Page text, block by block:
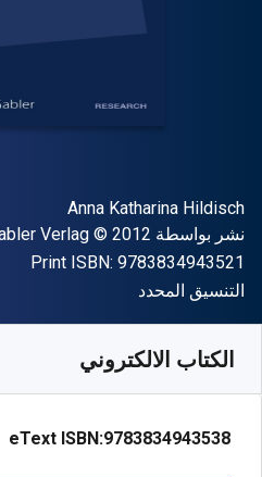
المؤلف (المؤلفون)
Anna Katharina Hildisch
الناشر
نشر بواسطة Verlag
حقوق الطبع © 2012
Print ISBN: 9783834943521
شكل
التنسيق المحدد
الكتاب الالكتروني
eText ISBN:9783834943538